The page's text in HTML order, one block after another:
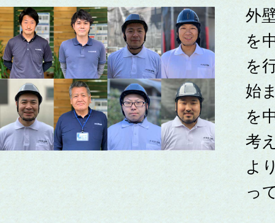
外
を
を
始
を
考
よ
っ